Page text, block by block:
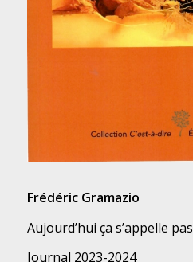
Frédéric Gramazio
Aujourd’hui ça s’appelle pas
Journal 2023-2024